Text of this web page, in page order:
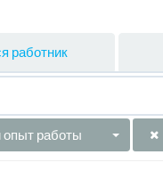
работник
работы